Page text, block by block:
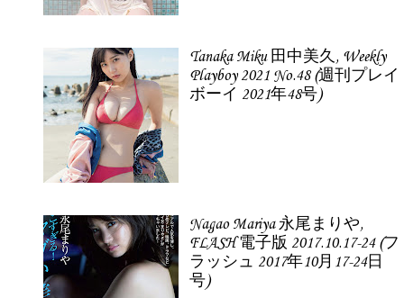
Tanaka Miku 田中美久, Weekly
Playboy 2021 No.48 (週刊プレイ
ボーイ 2021年48号)
Nagao Mariya 永尾まりや,
FLASH 電子版 2017.10.17-24 (フ
ラッシュ 2017年10月17-24日
号)